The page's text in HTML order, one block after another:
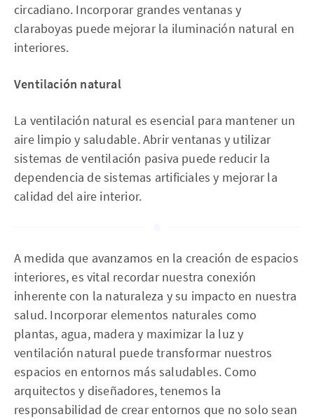
circadiano. Incorporar grandes ventanas y
claraboyas puede mejorar la iluminación natural en
interiores.
Ventilación natural
La ventilación natural es esencial para mantener un
aire limpio y saludable. Abrir ventanas y utilizar
sistemas de ventilación pasiva puede reducir la
dependencia de sistemas artificiales y mejorar la
calidad del aire interior.
A medida que avanzamos en la creación de espacios
interiores, es vital recordar nuestra conexión
inherente con la naturaleza y su impacto en nuestra
salud. Incorporar elementos naturales como
plantas, agua, madera y maximizar la luz y
ventilación natural puede transformar nuestros
espacios en entornos más saludables. Como
arquitectos y diseñadores, tenemos la
responsabilidad de crear entornos que no solo sean